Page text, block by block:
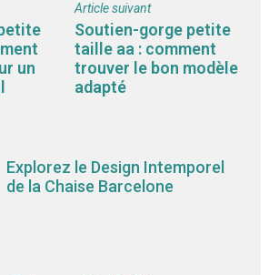
un
Article suivant
Soutien-gorge petite
taille aa : comment
trouver le bon modèle
adapté
Explorez le Design Intemporel
de la Chaise Barcelone